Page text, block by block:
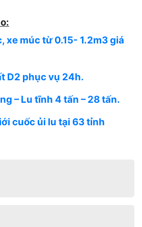
xe múc từ 0.15- 1.2m3 giá
D2 phục vụ 24h.
– Lu tĩnh 4 tấn – 28 tấn.
cuốc ủi lu tại 63 tỉnh